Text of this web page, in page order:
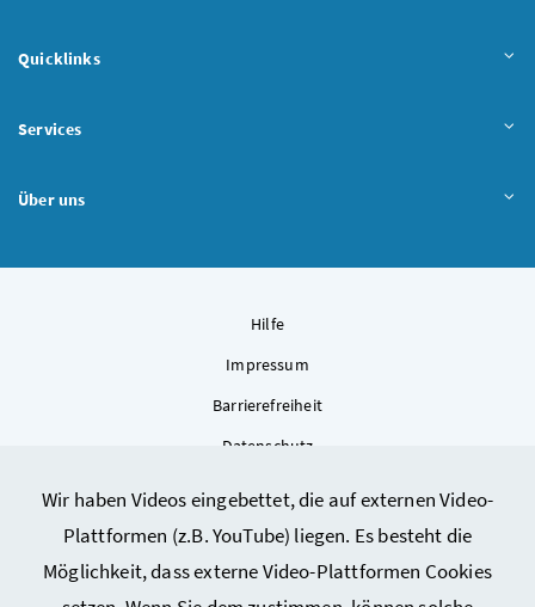
Wir haben Videos eingebettet, die auf externen Video-
Plattformen (z.B. YouTube) liegen. Es besteht die
Möglichkeit, dass externe Video-Plattformen Cookies
Quicklinks
Services
Über uns
Hilfe
Impressum
Barrierefreiheit
Datenschutz
Sitemap
Cookie-Einstellungen